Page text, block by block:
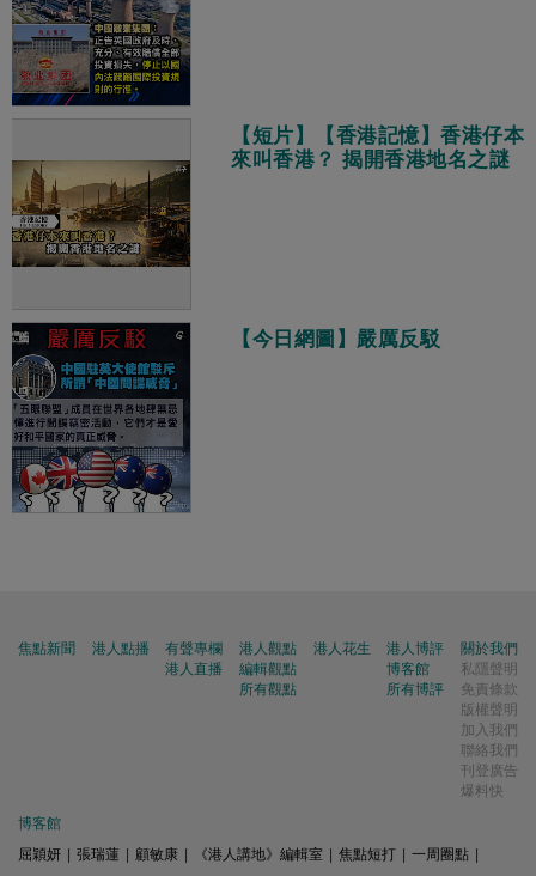
【短片】【香港記憶】香港仔本
來叫香港？ 揭開香港地名之謎
【今日網圖】嚴厲反駁
焦點新聞 港人點播
有聲專欄
港人直播
港人觀點
編輯觀點
所有觀點
港人花生
港人博評
博客館
所有博評
關於我們
私隱聲明
免責條款
版權聲明
加入我們
聯絡我們
刊登廣告
爆料快
博客館
屈穎妍
張瑞蓮 顧敏康 《港人講地》編輯室 焦點短打 一周圈點